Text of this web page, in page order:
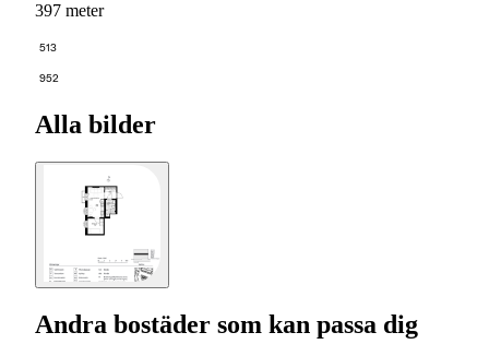
397 meter
513
952
Alla bilder
Andra bostäder som kan passa dig